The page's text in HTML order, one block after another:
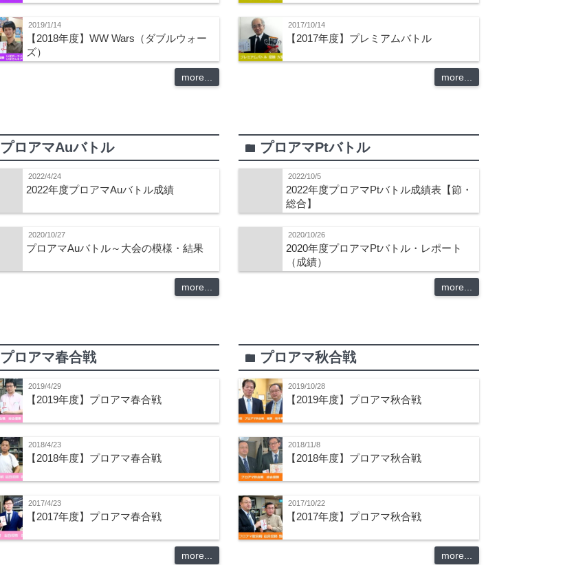
2019/1/14
【2018年度】WW Wars（ダブルウォー
ズ）
more...
2017/10/14
【2017年度】プレミアムバトル
more...
プロアマAuバトル
2022/4/24
2022年度プロアマAuバトル成績
2020/10/27
プロアマAuバトル～大会の模様・結果
more...
folder プロアマPtバトル
2022/10/5
2022年度プロアマPtバトル成績表【節・
総合】
2020/10/26
2020年度プロアマPtバトル・レポート
（成績）
more...
プロアマ春合戦
2019/4/29
【2019年度】プロアマ春合戦
2018/4/23
【2018年度】プロアマ春合戦
2017/4/23
【2017年度】プロアマ春合戦
more...
folder プロアマ秋合戦
2019/10/28
【2019年度】プロアマ秋合戦
2018/11/8
【2018年度】プロアマ秋合戦
2017/10/22
【2017年度】プロアマ秋合戦
more...